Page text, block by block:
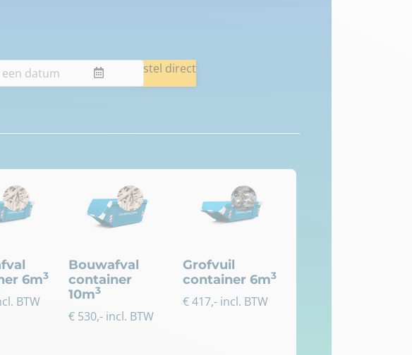
Bestel direct
6m3
BTW
Bouwafval
container
10m3
€ 530,- incl. BTW
Grofvuil
container 6m3
€417,- incl. BTW